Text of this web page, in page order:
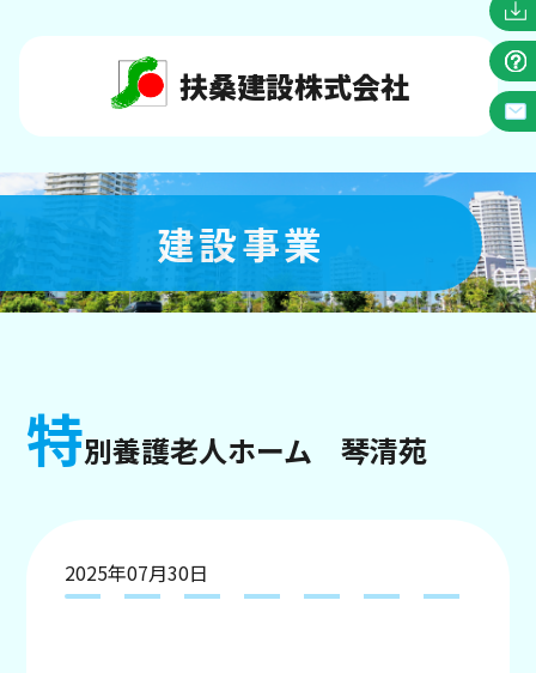
扶桑建設株式会社
建設事業
特別養護老人ホーム 琴清苑
2025年07月30日